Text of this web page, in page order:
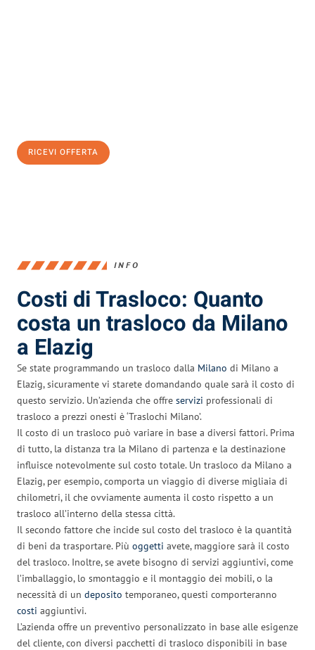
RICEVI OFFERTA
INFO
Costi di Trasloco: Quanto
costa un trasloco da Milano
a Elazig
Se state programmando un trasloco dalla Milano di Milano a
Elazig, sicuramente vi starete domandando quale sarà il costo di
questo servizio. Un’azienda che offre servizi professionali di
trasloco a prezzi onesti è ‘Traslochi Milano’.
Il costo di un trasloco può variare in base a diversi fattori. Prima
di tutto, la distanza tra la Milano di partenza e la destinazione
influisce notevolmente sul costo totale. Un trasloco da Milano a
Elazig, per esempio, comporta un viaggio di diverse migliaia di
chilometri, il che ovviamente aumenta il costo rispetto a un
trasloco all’interno della stessa città.
Il secondo fattore che incide sul costo del trasloco è la quantità
di beni da trasportare. Più oggetti avete, maggiore sarà il costo
del trasloco. Inoltre, se avete bisogno di servizi aggiuntivi, come
l’imballaggio, lo smontaggio e il montaggio dei mobili, o la
necessità di un deposito temporaneo, questi comporteranno
costi aggiuntivi.
L’azienda offre un preventivo personalizzato in base alle esigenze
del cliente, con diversi pacchetti di trasloco disponibili in base